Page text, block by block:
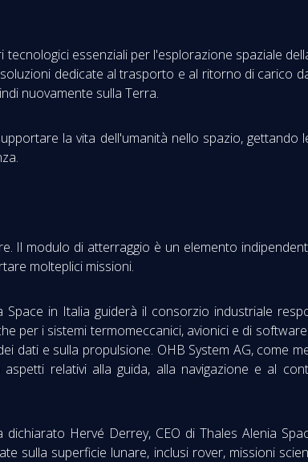
essenziali per l'esplorazione spaziale
dedicate al trasporto e al ritorno di carico
nuovamente sulla Terra.
la vita dell'umanità nello spazio, gettando
Il modulo di atterraggio è un elemento
molteplici missioni.
in Italia guiderà il consorzio industriale
per i sistemi termomeccanici, avionici e di
dati e sulla propulsione. OHB System AG, come
relativi alla guida, alla navigazione e al
Hervé Derrey, CEO di Thales Alenia
sulla superficie lunare, inclusi rover, missioni